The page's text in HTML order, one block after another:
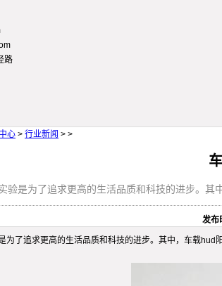
路
心 > 行业新闻 > >
验是为了追求更高的生活品质和科技的进步。
发布
为了追求更高的生活品质和科技的进步。其中，车载